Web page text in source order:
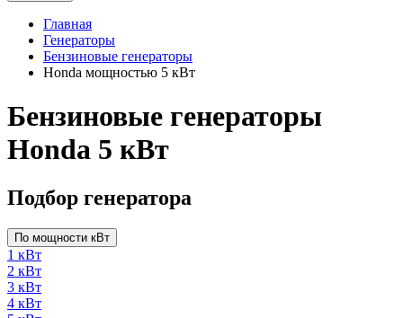
Главная
Генераторы
Бензиновые генераторы
Honda мощностью 5 кВт
Бензиновые генераторы
Honda 5 кВт
Подбор генератора
По мощности кВт
1 кВт
2 кВт
3 кВт
4 кВт